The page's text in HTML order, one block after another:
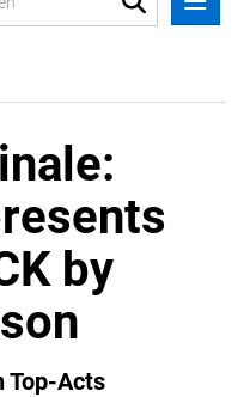
by
Top-Acts